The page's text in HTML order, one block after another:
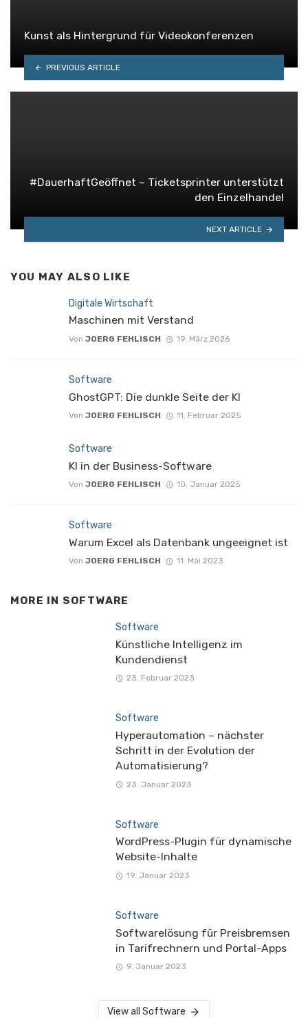
Kunst als Hintergrund für Videokonferenzen
PREVIOUS ARTICLE
#DauerhaftGeöffnet – Ticketsprinter unterstützt
den Einzelhandel
NEXT ARTICLE
YOU MAY ALSO LIKE
Digitale Wirtschaft
Maschinen mit Verstand
Von JOERG FEHLISCH 19. März 2026
Software
GhostGPT: Die dunkle Seite der KI
Von JOERG FEHLISCH 11. Februar 2025
Software
KI in der Business-Software
Von JOERG FEHLISCH 10. Januar 2025
Software
Warum Excel als Datenbank ungeeignet ist
Von JOERG FEHLISCH 11. Mai 2023
MORE IN SOFTWARE
Software
Künstliche Intelligenz im
Kundendienst
23. Februar 2023
Software
Hyperautomation – nächster
Schritt in der Evolution der
Automatisierung?
23. Januar 2023
Software
WordPress-Plugin für dynamische
Website-Inhalte
19. Januar 2023
Software
Softwarelösung für Preisbremsen
in Tarifrechnern und Portal-Apps
9. Januar 2023
View all Software